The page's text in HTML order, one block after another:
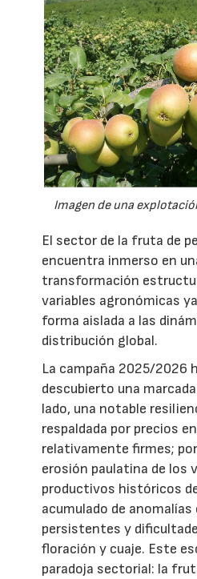
Imagen de una
El sector de la fruta de
encuentra inmerso en
transformación
variables agronómicas
forma aislada a las
distribución global.
La campaña 2025/2026
descubierto una
lado, una notable
respaldada por precios
relativamente firmes;
erosión paulatina de los
productivos históricos
acumulado de
persistentes y
floración y cuaje. Este
paradoja sectorial: la